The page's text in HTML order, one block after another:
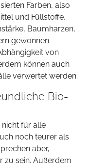
Farben, also
und Füllstoffe,
Baumharzen,
gewonnen
von
können auch
verwertet werden.
Bio-
für alle
noch teurer als
aber,
sein. Außerdem